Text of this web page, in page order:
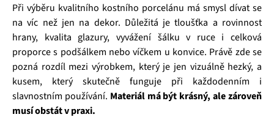
Při výběru kvalitního kostního porcelánu má smysl dívat se
na víc než jen na dekor. Důležitá je tloušťka a rovinnost
hrany, kvalita glazury, vyvážení šálku v ruce i celková
proporce s podšálkem nebo víčkem u konvice. Právě zde se
pozná rozdíl mezi výrobkem, který je jen vizuálně hezký, a
kusem, který skutečně funguje při každodenním i
slavnostním používání. Materiál má být krásný, ale zároveň
musí obstát v praxi.